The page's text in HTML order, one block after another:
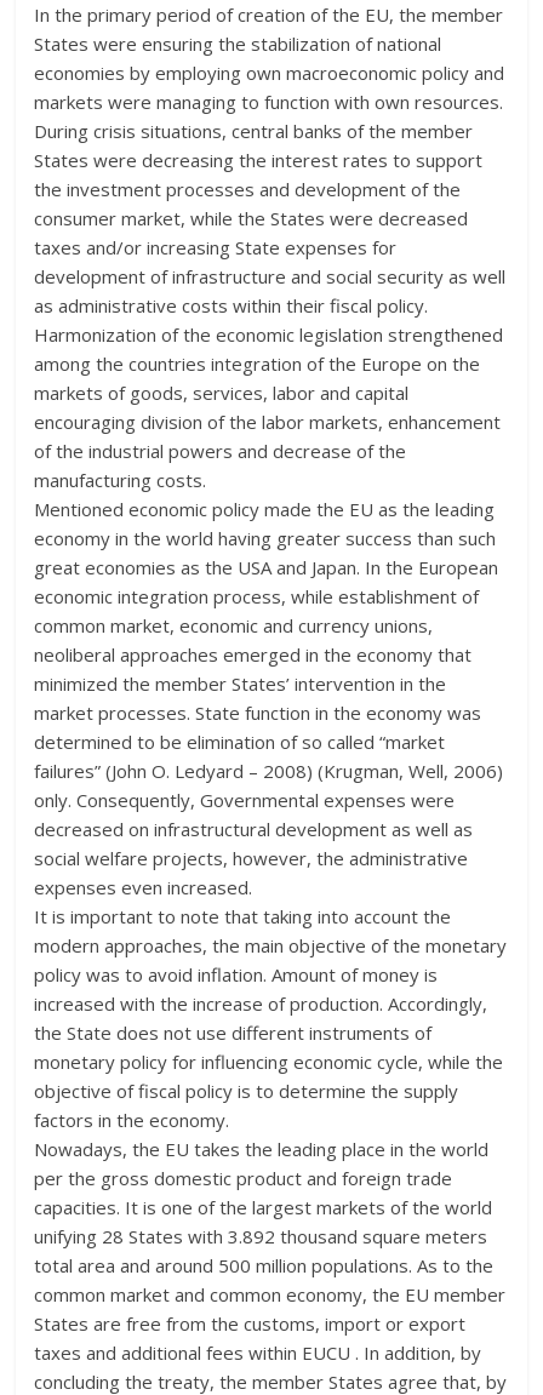
In the primary period of creation of the EU, the member
States were ensuring the stabilization of national
economies by employing own macroeconomic policy and
markets were managing to function with own resources.
During crisis situations, central banks of the member
States were decreasing the interest rates to support
the investment processes and development of the
consumer market, while the States were decreased
taxes and/or increasing State expenses for
development of infrastructure and social security as well
as administrative costs within their fiscal policy.
Harmonization of the economic legislation strengthened
among the countries integration of the Europe on the
markets of goods, services, labor and capital
encouraging division of the labor markets, enhancement
of the industrial powers and decrease of the
manufacturing costs.
Mentioned economic policy made the EU as the leading
economy in the world having greater success than such
great economies as the USA and Japan. In the European
economic integration process, while establishment of
common market, economic and currency unions,
neoliberal approaches emerged in the economy that
minimized the member States’ intervention in the
market processes. State function in the economy was
determined to be elimination of so called “market
failures” (John O. Ledyard – 2008) (Krugman, Well, 2006)
only. Consequently, Governmental expenses were
decreased on infrastructural development as well as
social welfare projects, however, the administrative
expenses even increased.
It is important to note that taking into account the
modern approaches, the main objective of the monetary
policy was to avoid inflation. Amount of money is
increased with the increase of production. Accordingly,
the State does not use different instruments of
monetary policy for influencing economic cycle, while the
objective of fiscal policy is to determine the supply
factors in the economy.
Nowadays, the EU takes the leading place in the world
per the gross domestic product and foreign trade
capacities. It is one of the largest markets of the world
unifying 28 States with 3.892 thousand square meters
total area and around 500 million populations. As to the
common market and common economy, the EU member
States are free from the customs, import or export
taxes and additional fees within EUCU . In addition, by
concluding the treaty, the member States agree that, by